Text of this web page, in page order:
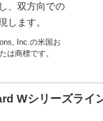
、双方向での
します。
Inc.の米国お
は商標です。
Wシリーズライ